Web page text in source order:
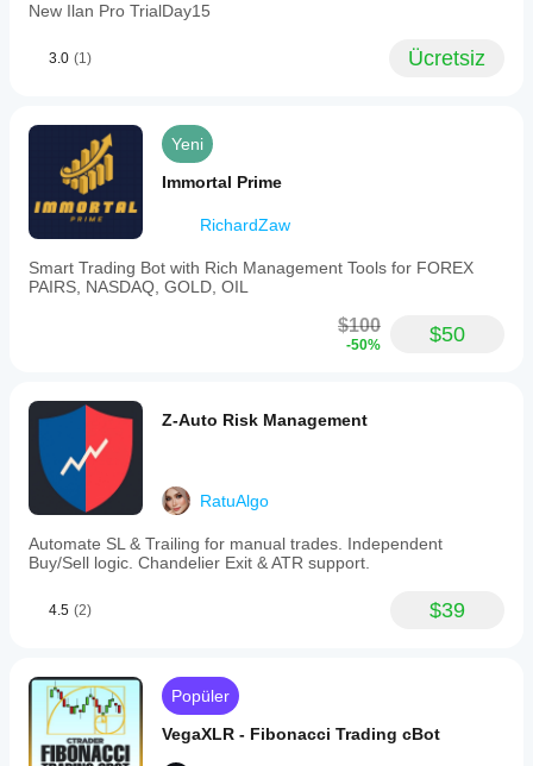
New Ilan Pro TrialDay15
3.0 (1) Ücretsiz
Yeni
Immortal Prime
RichardZaw
Smart Trading Bot with Rich Management Tools for FOREX
PAIRS, NASDAQ, GOLD, OIL
$100
-50% $50
Z-Auto Risk Management
RatuAlgo
Automate SL & Trailing for manual trades. Independent
Buy/Sell logic. Chandelier Exit & ATR support.
4.5 (2) $39
Popüler
VegaXLR - Fibonacci Trading cBot